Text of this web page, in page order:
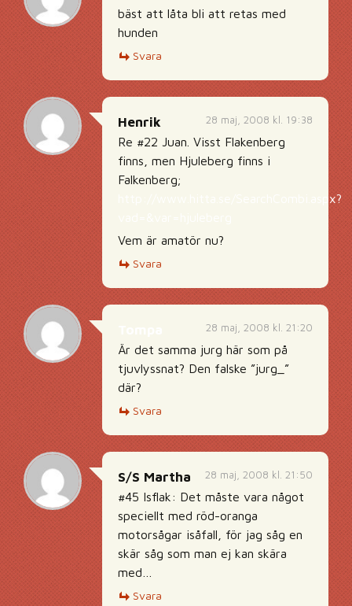
bäst att låta bli att retas med
hunden
Svara
28 maj, 2008 kl. 19:38
Henrik
Re #22 Juan. Visst Flakenberg
finns, men Hjuleberg finns i
Falkenberg;
http://www.hitta.se/SearchCombi.aspx?
Vem är amatör nu?
Svara
28 maj, 2008 kl. 21:20
Är det samma jurg här som på
tjuvlyssnat? Den falske ”jurg_”
där?
Svara
28 maj, 2008 kl. 21:50
S/S Martha
#45 Isflak: Det måste vara något
speciellt med röd-oranga
motorsågar isåfall, för jag såg en
skär såg som man ej kan skära
med…
Svara